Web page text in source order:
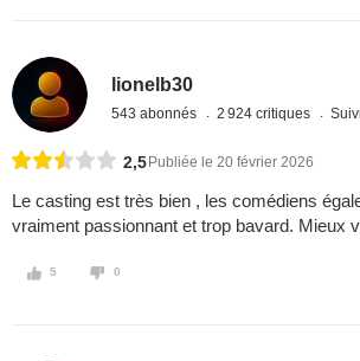
lionelb30
543 abonnés 2 924 critiques
2,5 Publiée le 20 février 2026
Le casting est très bien , les comédiens
vraiment passionnant et trop bavard. Mieux
5 0